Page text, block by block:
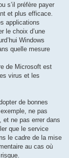
s’il préfère payer
et plus efficace.
applications
le choix d’une
Windows
quelle mesure
de Microsoft est
virus et les
de bonnes
ne pas
ne pas errer dans
que le service
le cadre de la mise
au cas où